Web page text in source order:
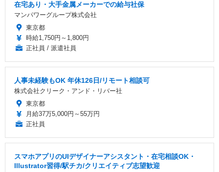
在宅あり・大手金属メーカーでの給与社保
マンパワーグループ株式会社
東京都
時給1,750円～1,800円
正社員 / 派遣社員
人事未経験もOK 年休126日/リモート相談可
株式会社クリーク・アンド・リバー社
東京都
月給37万5,000円～55万円
正社員
スマホアプリのUIデザイナーアシスタント・在宅相談OK・
Illustrator習得/駅チカ/クリエイティブ志望歓迎